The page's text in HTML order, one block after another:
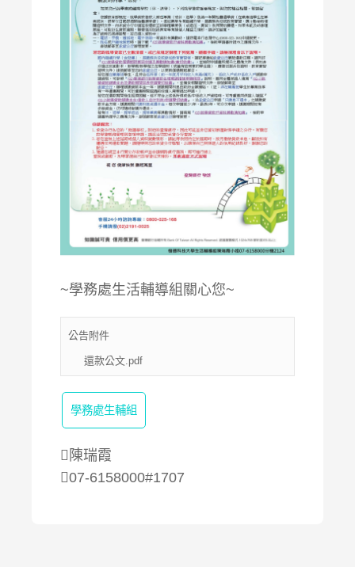
~學務處生活輔導組關心您~
公告附件
還款公文.pdf
學務處生輔組
陳瑞霞
07-6158000#1707